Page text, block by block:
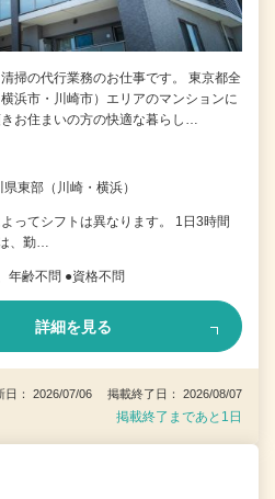
掃の代行業務のお仕事です。 東京都全
浜市・川崎市）エリアのマンションに
お住まいの方の快適な暮らし…
東部（川崎・横浜）
てシフトは異なります。 1日3時間
、勤…
年齢不問 ●資格不問
詳細を見る
日： 2026/07/06 掲載終了日： 2026/08/07
掲載終了まであと1日